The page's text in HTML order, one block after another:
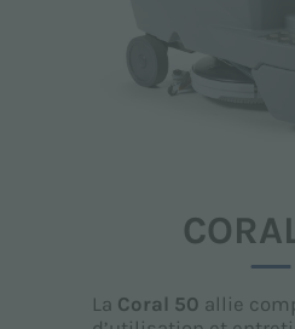
La Coral 50 allie